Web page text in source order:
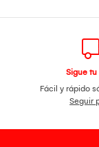
Sigue
Fácil y rápido
Seguir